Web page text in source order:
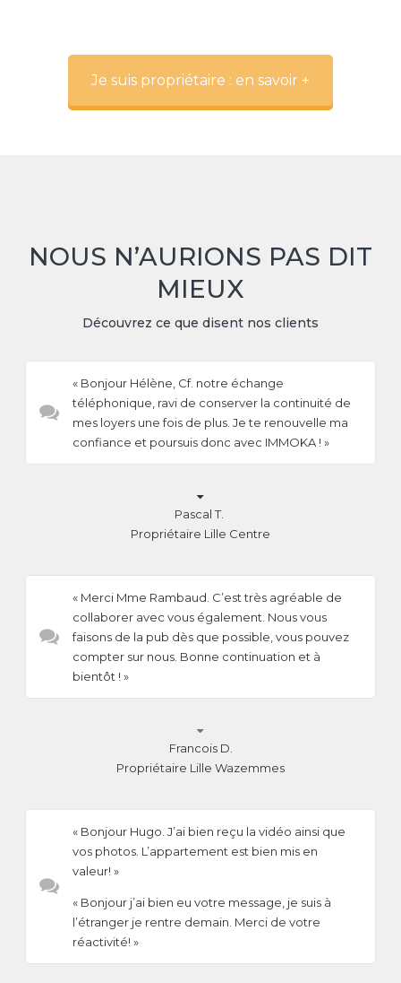
Je suis propriétaire : en savoir +
NOUS N’AURIONS PAS DIT
MIEUX
Découvrez ce que disent nos clients
« Bonjour Hélène, Cf. notre échange
téléphonique, ravi de conserver la continuité de
mes loyers une fois de plus. Je te renouvelle ma
confiance et poursuis donc avec IMMOKA ! »

Pascal T.
Propriétaire Lille Centre
« Merci Mme Rambaud. C’est très agréable de
collaborer avec vous également. Nous vous
faisons de la pub dès que possible, vous pouvez
compter sur nous. Bonne continuation et à
bientôt ! »

Francois D.
Propriétaire Lille Wazemmes
« Bonjour Hugo. J’ai bien reçu la vidéo ainsi que
vos photos. L’appartement est bien mis en
valeur! »
« Bonjour j’ai bien eu votre message, je suis à
l’étranger je rentre demain. Merci de votre
réactivité! »